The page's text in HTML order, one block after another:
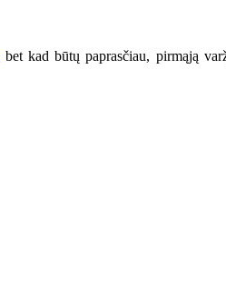
bet kad būtų paprasčiau, pirmąją